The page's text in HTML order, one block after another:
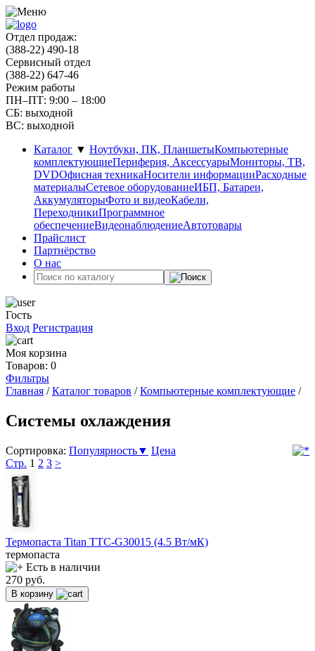
Отдел продаж:
(388-22) 490-18
Сервисный отдел
(388-22) 647-46
Режим работы
ПН–ПТ: 9:00 – 18:00
СБ: выходной
ВС: выходной
Каталог ▼ Ноутбуки, ПК, ПланшетыКомпьютерные
комплектующиеПериферия, АксессуарыМониторы, ТВ,
DVDОфисная техникаНосители информацииРасходные
материалыСетевое оборудованиеИБП, Батареи,
АккумуляторыФото и видеоКабели,
ПереходникиПрограммное
обеспечениеВидеонаблюдениеАвтотовары
Прайслист
Партнёрство
О нас
Гость
Вход Регистрация
Моя корзина
Товаров: 0
Фильтры
Главная /Каталог товаров /Компьютерные комплектующие /
Системы охлаждения
Сортировка: Популярность▼ Цена
Стр. 1 2 3 >
Термопаста Titan TTC-G30015 (4.5 Вт/мК)
термопаста
Есть в наличии
270 руб.
В корзину